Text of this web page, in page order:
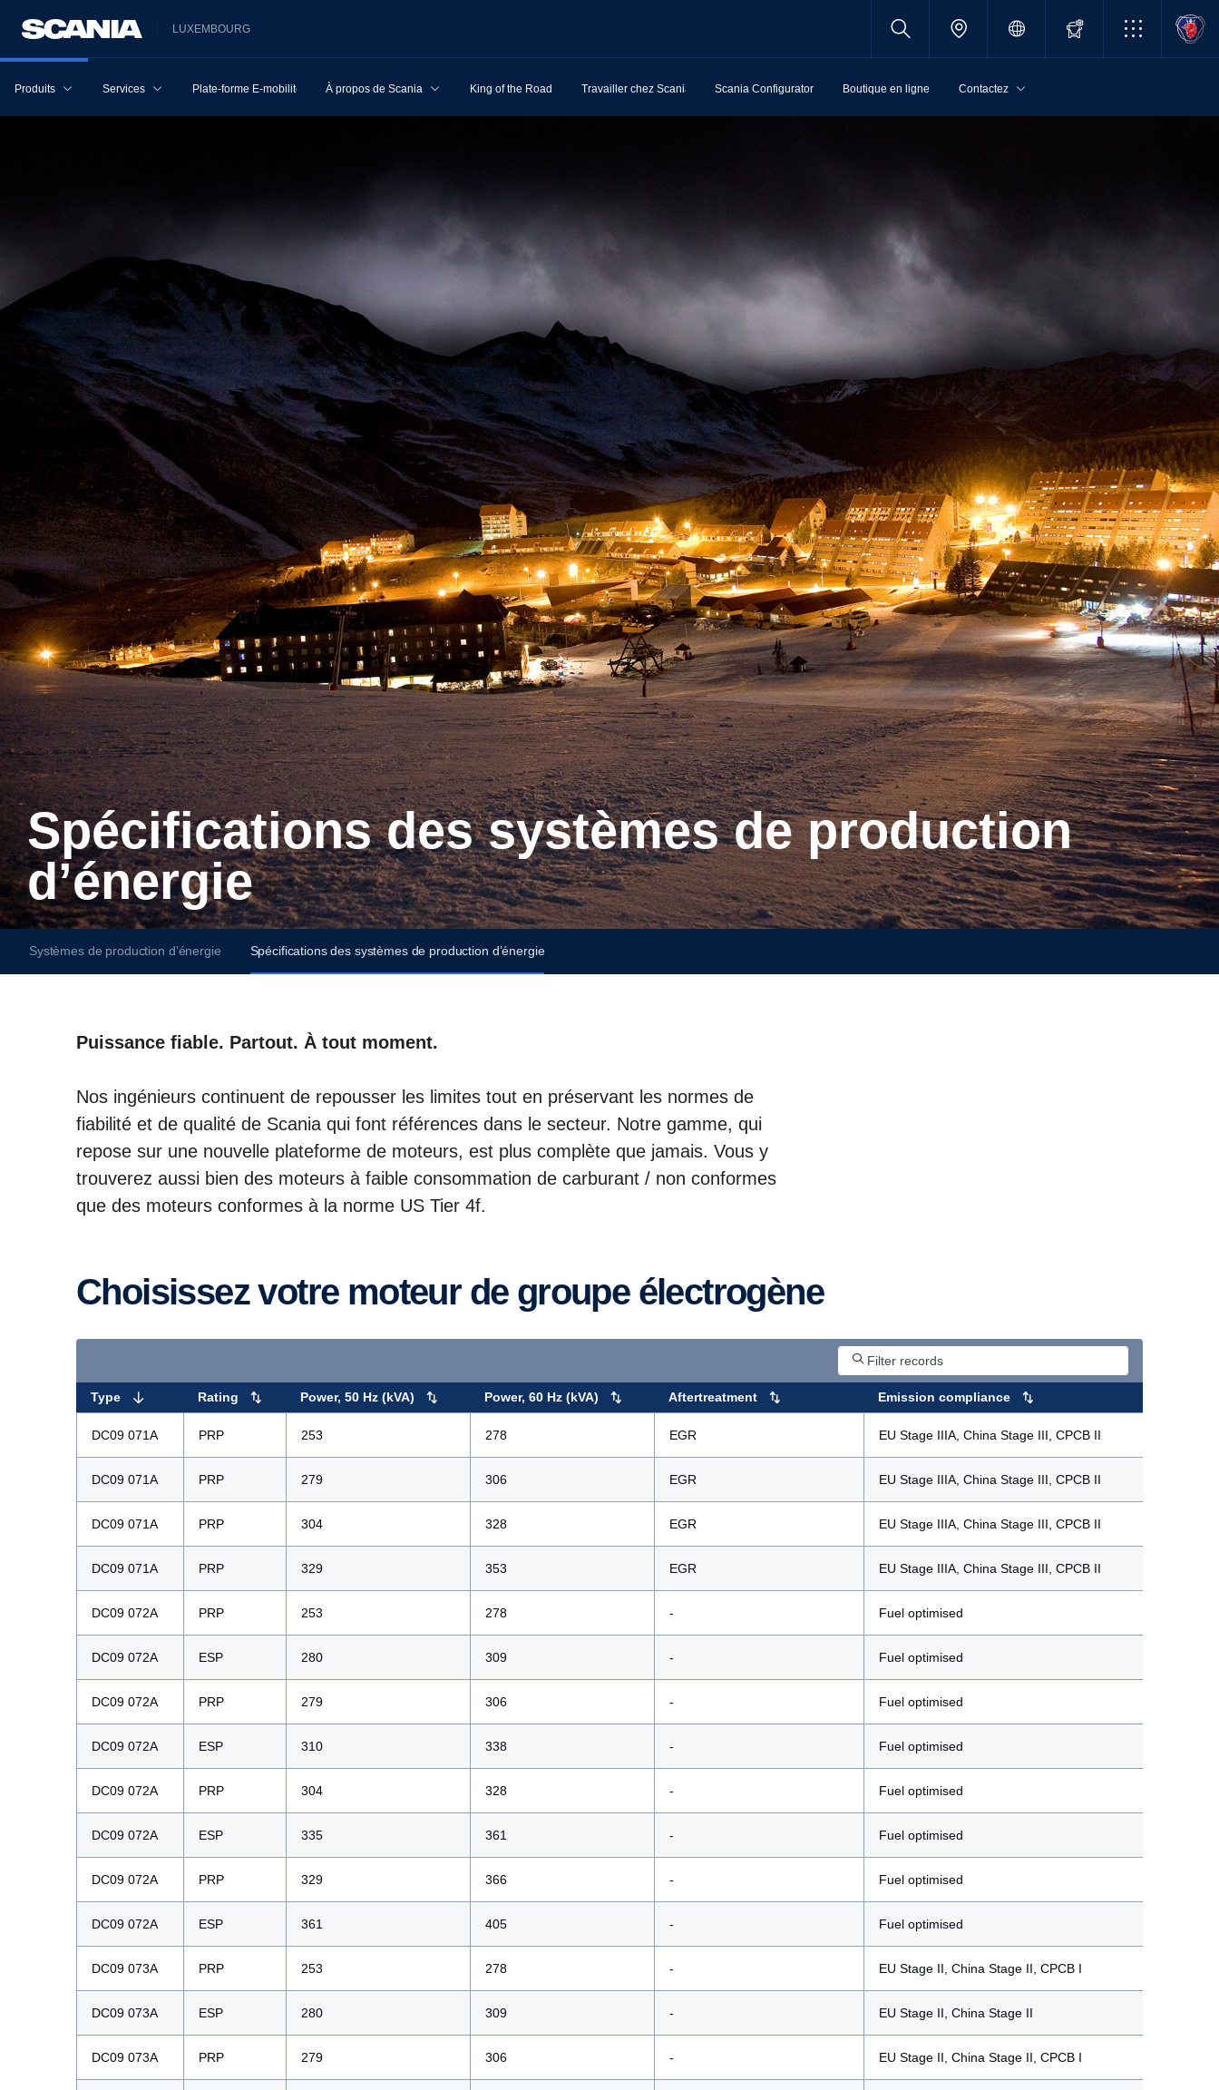
LUXEMBOURG
Produits Services Plate-forme E-mobilité À propos de Scania King of the Road Travailler chez Scania Scania Configurator Boutique en ligne Contactez
Spécifications des systèmes de production
d’énergie
Systèmes de production d’énergie Spécifications des systèmes de production d’énergie
Puissance fiable. Partout. À tout moment.
Nos ingénieurs continuent de repousser les limites tout en préservant les normes de
fiabilité et de qualité de Scania qui font références dans le secteur. Notre gamme, qui
repose sur une nouvelle plateforme de moteurs, est plus complète que jamais. Vous y
trouverez aussi bien des moteurs à faible consommation de carburant / non conformes
que des moteurs conformes à la norme US Tier 4f.
Choisissez votre moteur de groupe électrogène
Type Rating Power, 50 Hz (kVA) Power, 60 Hz (kVA) Aftertreatment Emission compliance
DC09 071A PRP 253 278 EGR EU Stage IIIA, China Stage III, CPCB II
DC09 071A PRP 279 306 EGR EU Stage IIIA, China Stage III, CPCB II
DC09 071A PRP 304 328 EGR EU Stage IIIA, China Stage III, CPCB II
DC09 071A PRP 329 353 EGR EU Stage IIIA, China Stage III, CPCB II
DC09 072A PRP 253 278 - Fuel optimised
DC09 072A ESP 280 309 - Fuel optimised
DC09 072A PRP 279 306 - Fuel optimised
DC09 072A ESP 310 338 - Fuel optimised
DC09 072A PRP 304 328 - Fuel optimised
DC09 072A ESP 335 361 - Fuel optimised
DC09 072A PRP 329 366 - Fuel optimised
DC09 072A ESP 361 405 - Fuel optimised
DC09 073A PRP 253 278 - EU Stage II, China Stage II, CPCB I
DC09 073A ESP 280 309 - EU Stage II, China Stage II
DC09 073A PRP 279 306 - EU Stage II, China Stage II, CPCB I